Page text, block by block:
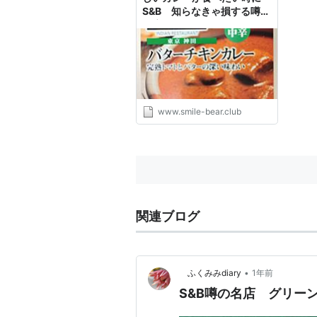
S&B 知らなきゃ損する噂の
カレー 完熟トマトとバター
の深い味わい - ゆる趣味日記
www.smile-bear.club
関連ブログ
ふくみみdiary • 1年前
S&B噂の名店 グリー